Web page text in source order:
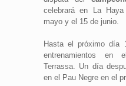
celebrará en La
mayo y el 15 de junio.
Hasta el próximo día
entrenamientos en
Terrassa. Un día
en el Pau Negre en el